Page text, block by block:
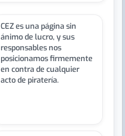
CEZ es una página sin
ánimo de lucro, y sus
responsables nos
posicionamos firmemente
en contra de cualquier
acto de piratería.